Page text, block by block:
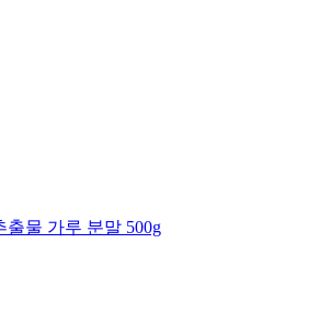
물 가루 분말 500g